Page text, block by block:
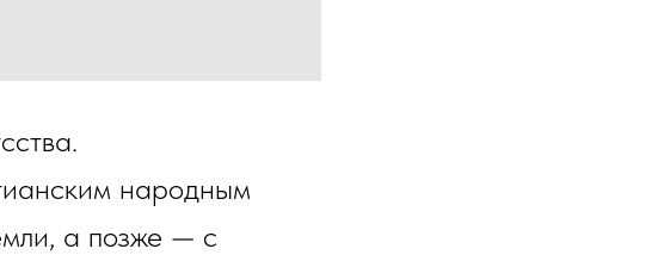
народным
а позже — с